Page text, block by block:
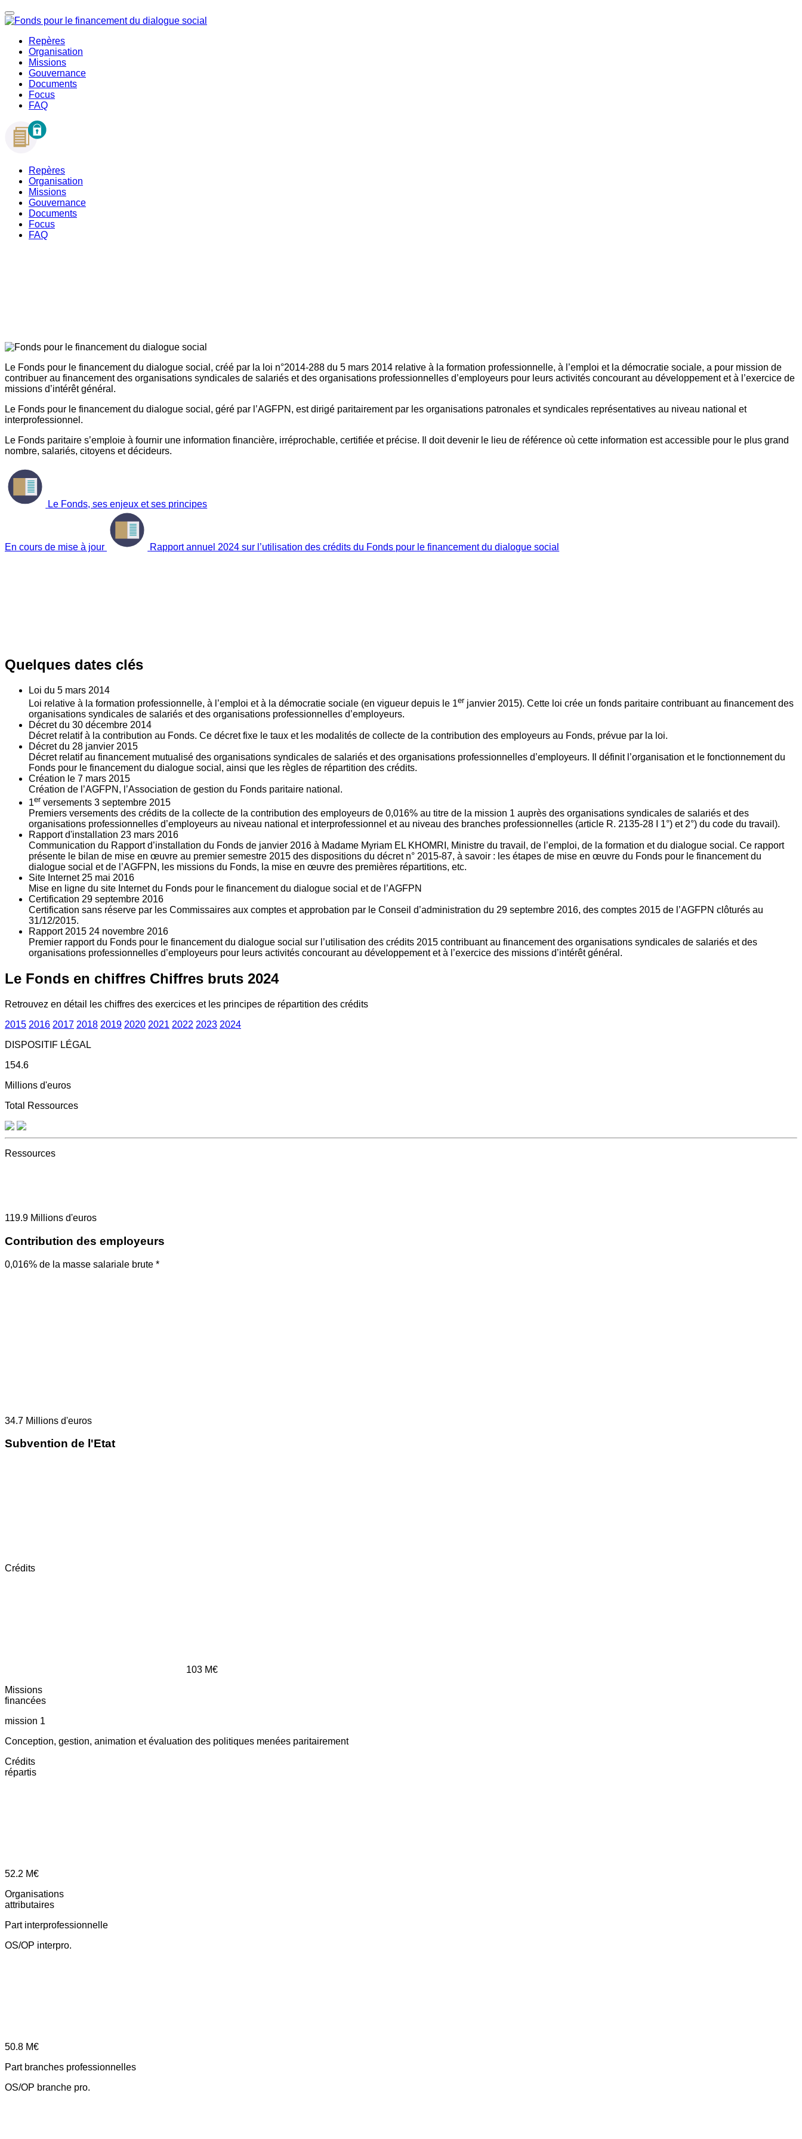
Repères
Organisation
Missions
Gouvernance
Documents
Focus
FAQ
Repères
Organisation
Missions
Gouvernance
Documents
Focus
FAQ
Le Fonds pour le financement du dialogue social, créé par la loi n°2014-288 du 5 mars 2014 relative à la formation professionnelle, à l’emploi et la démocratie sociale, a pour mission de
contribuer au financement des organisations syndicales de salariés et des organisations professionnelles d’employeurs pour leurs activités concourant au développement et à l’exercice de
missions d’intérêt général.
Le Fonds pour le financement du dialogue social, géré par l’AGFPN, est dirigé paritairement par les organisations patronales et syndicales représentatives au niveau national et
interprofessionnel.
Le Fonds paritaire s’emploie à fournir une information financière, irréprochable, certifiée et précise. Il doit devenir le lieu de référence où cette information est accessible pour le plus grand
nombre, salariés, citoyens et décideurs.
Le Fonds, ses enjeux et ses principes
En cours de mise à jour Rapport annuel 2024 sur l’utilisation des crédits du Fonds pour le financement du dialogue social
Quelques dates clés
Loi du 5 mars 2014
Loi relative à la formation professionnelle, à l’emploi et à la démocratie sociale (en vigueur depuis le 1er janvier 2015). Cette loi crée un fonds paritaire contribuant au financement des
organisations syndicales de salariés et des organisations professionnelles d’employeurs.
Décret du 30 décembre 2014
Décret relatif à la contribution au Fonds. Ce décret fixe le taux et les modalités de collecte de la contribution des employeurs au Fonds, prévue par la loi.
Décret du 28 janvier 2015
Décret relatif au financement mutualisé des organisations syndicales de salariés et des organisations professionnelles d’employeurs. Il définit l’organisation et le fonctionnement du
Fonds pour le financement du dialogue social, ainsi que les règles de répartition des crédits.
Création le 7 mars 2015
Création de l’AGFPN, l’Association de gestion du Fonds paritaire national.
1er versements 3 septembre 2015
Premiers versements des crédits de la collecte de la contribution des employeurs de 0,016% au titre de la mission 1 auprès des organisations syndicales de salariés et des
organisations professionnelles d’employeurs au niveau national et interprofessionnel et au niveau des branches professionnelles (article R. 2135‐28 I 1°) et 2°) du code du travail).
Rapport d'installation 23 mars 2016
Communication du Rapport d’installation du Fonds de janvier 2016 à Madame Myriam EL KHOMRI, Ministre du travail, de l’emploi, de la formation et du dialogue social. Ce rapport
présente le bilan de mise en œuvre au premier semestre 2015 des dispositions du décret n° 2015-87, à savoir : les étapes de mise en œuvre du Fonds pour le financement du
dialogue social et de l’AGFPN, les missions du Fonds, la mise en œuvre des premières répartitions, etc.
Site Internet 25 mai 2016
Mise en ligne du site Internet du Fonds pour le financement du dialogue social et de l’AGFPN
Certification 29 septembre 2016
Certification sans réserve par les Commissaires aux comptes et approbation par le Conseil d’administration du 29 septembre 2016, des comptes 2015 de l’AGFPN clôturés au
31/12/2015.
Rapport 2015 24 novembre 2016
Premier rapport du Fonds pour le financement du dialogue social sur l’utilisation des crédits 2015 contribuant au financement des organisations syndicales de salariés et des
organisations professionnelles d’employeurs pour leurs activités concourant au développement et à l’exercice des missions d’intérêt général.
Le Fonds en chiffres Chiffres bruts 2024
Retrouvez en détail les chiffres des exercices et les principes de répartition des crédits
2015 2016 2017 2018 2019 2020 2021 2022 2023 2024
DISPOSITIF LÉGAL
154.6
Millions d'euros
Total Ressources
Ressources
119.9 Millions d'euros
Contribution des employeurs
0,016% de la masse salariale brute *
34.7 Millions d'euros
Subvention de l'Etat
Crédits
103 M€
Missions
financées
mission 1
Conception, gestion, animation et évaluation des politiques menées paritairement
Crédits
répartis
52.2 M€
Organisations
attributaires
Part interprofessionnelle
OS/OP interpro.
50.8 M€
Part branches professionnelles
OS/OP branche pro.